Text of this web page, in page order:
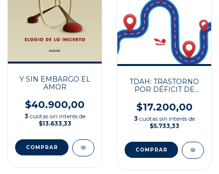
Y SIN EMBARGO EL
AMOR
$40.900,00
3 cuotas sin interés de
$13.633,33
TDAH: TRASTORNO
POR DÉFICIT DE
HIPERACTIVIDAD
$17.200,00
3 cuotas sin interés de
$5.733,33